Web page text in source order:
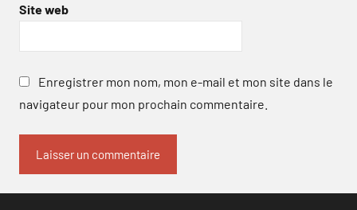
Site web
Enregistrer mon nom, mon e-mail et mon site dans le
navigateur pour mon prochain commentaire.